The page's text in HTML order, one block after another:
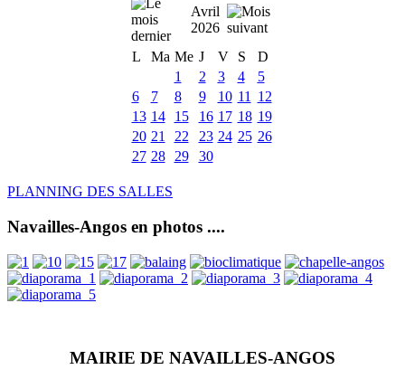
Avril
2026
L
Ma Me J V S
D
1
2 3 4
5
6
7 8 9 10 11
12
13 14 15 16 17 18 19
20 21 22 23 24 25 26
27 28 29 30
PLANNING DES SALLES
Navailles-Angos en photos ....
MAIRIE DE NAVAILLES-ANGOS